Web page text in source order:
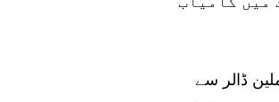
یا ہولی ملڈ چاول (کموڈٹی کوڈ 10063020) تقریباً 249 ملین ڈالر سے